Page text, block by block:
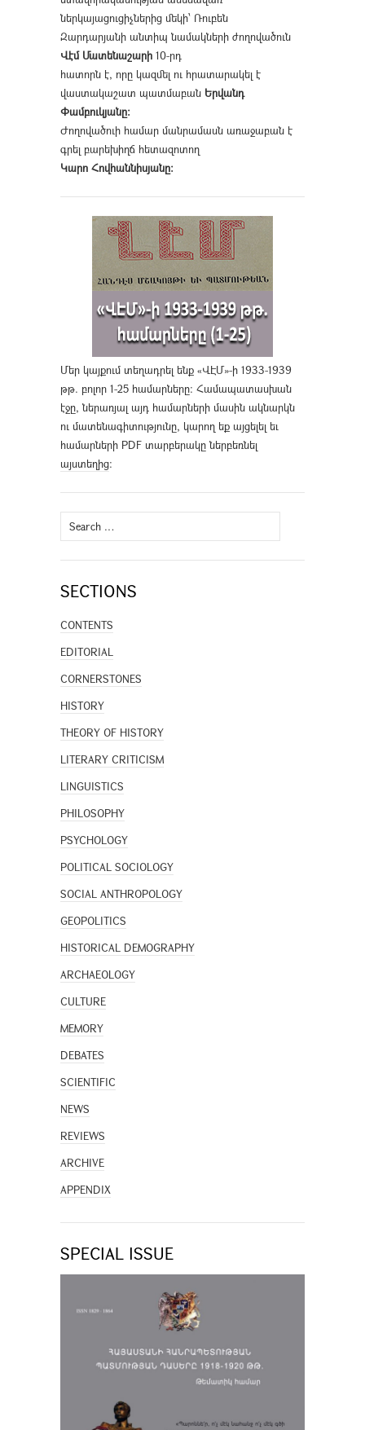
ներկայացուցիչներից մեկի՝ Ռուբեն
Զարդարյանի անտիպ նամակների ժողովածուն
Վէմ Մատենաշարի 10-րդ
հատորն է, որը կազմել ու հրատարակել է
վաստակաշատ պատմաբան Երվանդ
Փամբուկյանը։
Ժողովածուի համար մանրամասն առաջաբան է
գրել բարեխիղճ հետազոտող
Կարո Հովհաննիսյանը։
Մեր կայքում տեղադրել ենք «ՎԷՄ»-ի 1933-1939
թթ. բոլոր 1-25 համարները։ Համապատասխան
էջը, ներառյալ այդ համարների մասին ակնարկն
ու մատենագիտությունը, կարող եք այցելել եւ
համարների PDF տարբերակը ներբեռնել
այստեղից։
Search
for:
SECTIONS
CONTENTS
EDITORIAL
CORNERSTONES
HISTORY
THEORY OF HISTORY
LITERARY CRITICISM
LINGUISTICS
PHILOSOPHY
PSYCHOLOGY
POLITICAL SOCIOLOGY
SOCIAL ANTHROPOLOGY
GEOPOLITICS
HISTORICAL DEMOGRAPHY
ARCHAEOLOGY
CULTURE
MEMORY
DEBATES
SCIENTIFIC
NEWS
REVIEWS
ARCHIVE
APPENDIX
SPECIAL ISSUE